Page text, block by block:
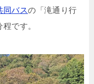
同バスの「滝通り行
です。